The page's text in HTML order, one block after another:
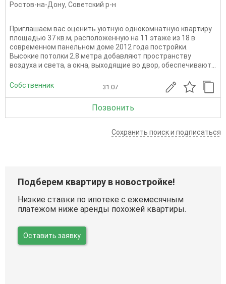
Ростов-на-Дону, Советский р-н
Приглашаем вас оценить уютную однокомнатную квартиру
площадью 37 кв.м, расположенную на 11 этаже из 18 в
современном панельном доме 2012 года постройки.
Высокие потолки 2.8 метра добавляют пространству
воздуха и света, а окна, выходящие во двор, обеспечивают...
Собственник 31.07
Позвонить
Сохранить поиск и подписаться
Подберем квартиру в новостройке!
Низкие ставки по ипотеке с ежемесячным
платежом ниже аренды похожей квартиры.
Оставить заявку